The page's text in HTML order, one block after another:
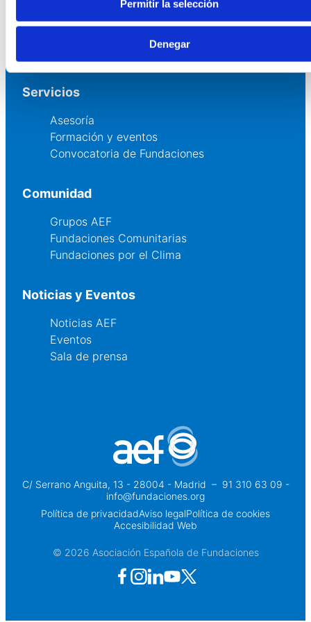
Permitir la selección
Denegar
Quienes somos
Servicios
Asesoría
Formación y eventos
Convocatoria de Fundaciones
Comunidad
Grupos AEF
Fundaciones Comunitarias
Fundaciones por el Clima
Noticias y Eventos
Noticias AEF
Eventos
Sala de prensa
C/ Serrano Anguita, 13 - 28004 - Madrid – 91 310 63 09 -
info@fundaciones.org
Política de privacidadAviso legalPolítica de cookies
Accesibilidad Web
© 2026 Asociación Española de Fundaciones